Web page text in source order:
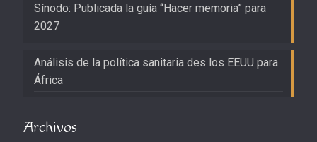
Sínodo: Publicada la guía “Hacer memoria” para
2027
Análisis de la política sanitaria des los EEUU para
África
Archivos